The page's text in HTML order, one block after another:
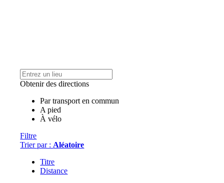
Obtenir des directions
Par transport en commun
A pied
À vélo
Filtre
Trier par : Aléatoire
Titre
Distance